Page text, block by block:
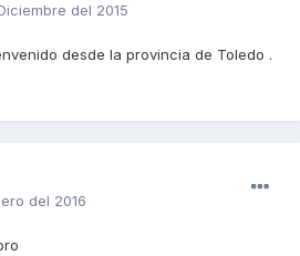
del 2015
desde la provincia de Toledo .
del 2016